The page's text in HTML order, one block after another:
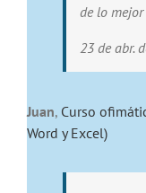
de lo mejor
23 de abr.
Juan, Curso
Word y Excel)